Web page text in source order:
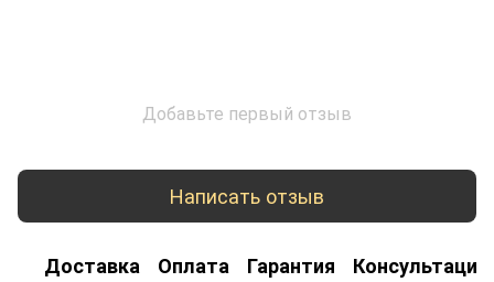
Добавьте первый отзыв
Написать отзыв
Доставка Оплата Гарантия Консультация